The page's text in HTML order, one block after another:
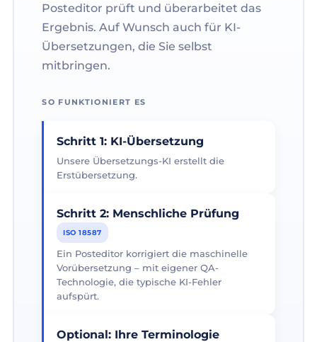
Posteditor prüft und überarbeitet das
Ergebnis. Auf Wunsch auch für KI-
Übersetzungen, die Sie selbst
mitbringen.
SO FUNKTIONIERT ES
Schritt 1: KI-Übersetzung
Unsere Übersetzungs-KI erstellt die
Erstübersetzung.
Schritt 2: Menschliche Prüfung
ISO 18587
Ein Posteditor korrigiert die maschinelle
Vorübersetzung – mit eigener QA-
Technologie, die typische KI-Fehler
aufspürt.
Optional: Ihre Terminologie